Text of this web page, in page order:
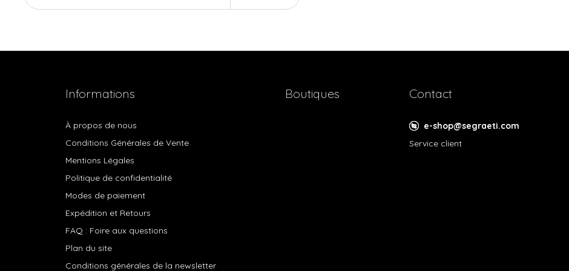
Informations
À propos de nous
Conditions Générales de Vente
Mentions Légales
Politique de confidentialité
Modes de paiement
Expédition et Retours
FAQ : Foire aux questions
Plan du site
Conditions générales de la newsletter
Boutiques Contact
e-shop@segraeti.com
Service client